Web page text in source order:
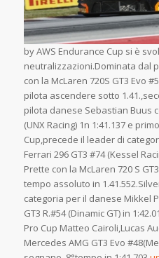
by AWS Endurance Cup si è
neutralizzazioni.Dominata dal
con la McLaren 720S GT3 Evo
pilota ascendere sotto
pilota danese Sebastian Buus
(UNX Racing) 1n 1:41.137 e
Cup,precede il leader di
Ferrari 296 GT3 #74 (Kessel
Prette con la McLaren 720 S
tempo assoluto in
categoria per il danese Mikkel
GT3 R.#54 (Dinamic GT) in
Pro Cup Matteo Cairoli,Lucas
Mercedes AMG GT3 Evo